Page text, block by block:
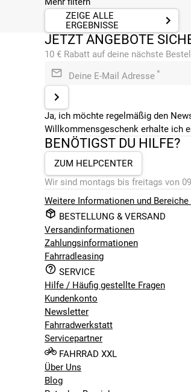
ZEIGE ALLE
ERGEBNISSE
JETZT ANGEBOTE
10 € Rabatt auf deine nächste
Deine E-Mail Adresse *
Ja, ich möchte regelmäßig den
Willkommensgeschenk erhalte ich
BENÖTIGST DU HILFE?
ZUM HELPCENTER
Wir sind montags bis freitags von
Weitere Informationen und Bereiche
BESTELLUNG & VERSAND
Versandinformationen
Zahlungsinformationen
Fahrradleasing
SERVICE
Hilfe / Häufig gestellte Fragen
Kundenkonto
Newsletter
Fahrradwerkstatt
Servicepartner
FAHRRAD XXL
Über Uns
Blog